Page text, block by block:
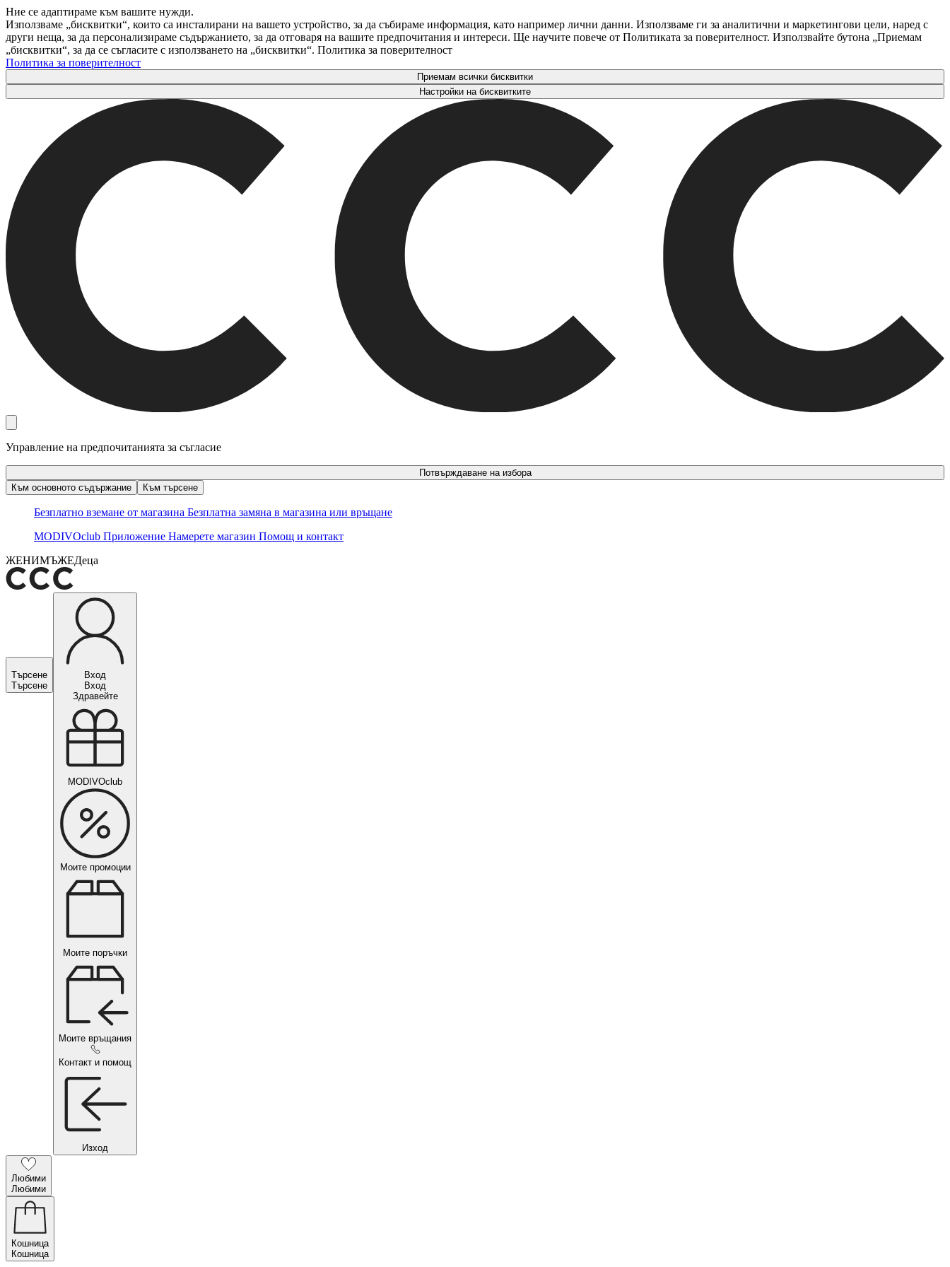
Ние се адаптираме към вашите нужди.
Използваме „бисквитки“, които са инсталирани на вашето устройство, за да събираме информация, като например лични данни. Използваме ги за аналитични и маркетингови цели, наред с
други неща, за да персонализираме съдържанието, за да отговаря на вашите предпочитания и интереси. Ще научите повече от Политиката за поверителност. Използвайте бутона „Приемам
„бисквитки“, за да се съгласите с използването на „бисквитки“. Политика за поверителност
Политика за поверителност
Приемам всички бисквитки
Настройки на бисквитките
Управление на предпочитанията за съгласие
Потвърждаване на избора
Към основното съдържание
Към търсене
Безплатно вземане от магазина Безплатна замяна в магазина или връщане
MODIVOclub Приложение Намерете магазин Помощ и контакт
ЖЕНИМЪЖЕДеца
Търсене
Търсене
Вход
Вход
Здравейте
MODIVOclub
Моите промоции
Моите поръчки
Моите връщания
Контакт и помощ
Изход
Любими
Любими
Кошница
Кошница